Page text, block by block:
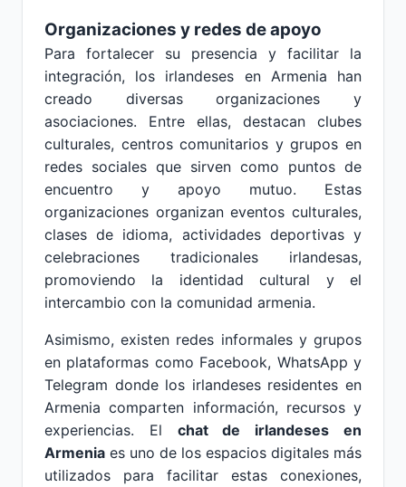
Organizaciones y redes de apoyo
Para fortalecer su presencia y facilitar la
integración, los irlandeses en Armenia han
creado diversas organizaciones y
asociaciones. Entre ellas, destacan clubes
culturales, centros comunitarios y grupos en
redes sociales que sirven como puntos de
encuentro y apoyo mutuo. Estas
organizaciones organizan eventos culturales,
clases de idioma, actividades deportivas y
celebraciones tradicionales irlandesas,
promoviendo la identidad cultural y el
intercambio con la comunidad armenia.
Asimismo, existen redes informales y grupos
en plataformas como Facebook, WhatsApp y
Telegram donde los irlandeses residentes en
Armenia comparten información, recursos y
experiencias. El chat de irlandeses en
Armenia es uno de los espacios digitales más
utilizados para facilitar estas conexiones,